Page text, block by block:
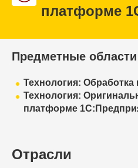
платформе
Предметные области
Технология:
Технология:
платформе
Отрасли